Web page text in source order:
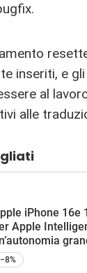
inseriti, e
al
alle
iPhone 16e
Apple
−8%